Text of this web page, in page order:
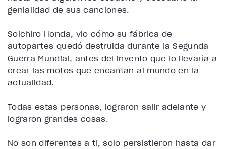
genialidad de sus canciones.
Soichiro Honda, vio cómo su fábrica de
autopartes quedó destruida durante la Segunda
Guerra Mundial, antes del invento que lo llevaría a
crear las motos que encantan al mundo en la
actualidad.
Todas estas personas, lograron salir adelante y
lograron grandes cosas.
No son diferentes a ti, solo persistieron hasta dar